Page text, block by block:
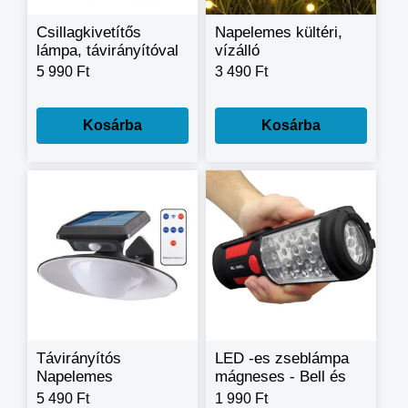
Csillagkivetítős
lámpa, távirányítóval
és 3 világítási
5 990 Ft
Kosárba
Napelemes kültéri,
vízálló
szentjánosbogár
3 490 Ft
Kosárba
Távirányítós
Napelemes
Mozgásérzékelős
5 490 Ft
LED -es zseblámpa
mágneses - Bell és
Howell Torch Lite -
1 990 Ft